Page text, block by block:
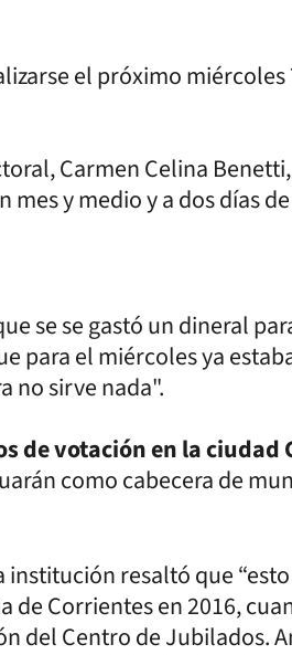
el próximo
Carmen Celina
y medio y a dos días
se se gastó un dineral
para el miércoles ya
no sirve nada".
de votación en la ciudad
como cabecera de
resaltó que
Corrientes en 2016,
del Centro de Jubilados.